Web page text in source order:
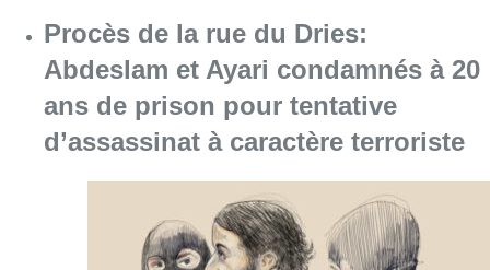
Consulter l'article "Procès de la rue du
Sven Mary réagit au verdict du